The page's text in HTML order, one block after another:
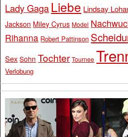
Lady Gaga Liebe Lindsay
Jackson Miley Cyrus Model
Rihanna Robert Pattinson
Sex Sohn Tochter Tournee
Verlobung